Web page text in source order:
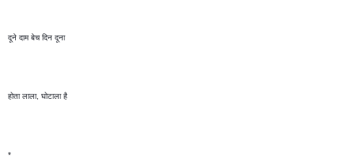
दूने दाम बेच दिन दूना
होता लाला, घोटाला है
*